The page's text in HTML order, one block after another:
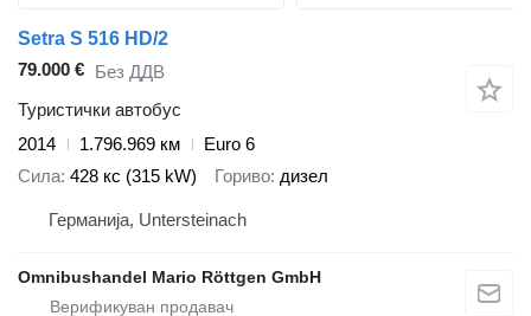
Setra S 516 HD/2
79.000 € Без ДДВ
Туристички автобус
2014
1.796.969 км
Euro 6
Сила 428 кс (315 kW) Гориво дизел
Германија, Untersteinach
Omnibushandel Mario Röttgen GmbH